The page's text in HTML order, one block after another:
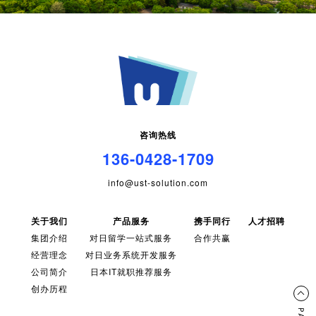
咨询热线
136-0428-1709
info@ust-solution.com
关于我们
集团介绍
经营理念
公司简介
创办历程
产品服务
对日留学一站式服务
对日业务系统开发服务
日本IT就职推荐服务
携手同行
合作共赢
人才招聘